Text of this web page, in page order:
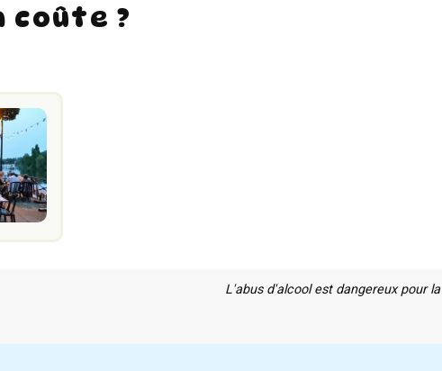
coûte ?
L'abus d'alcool est dangereux pour